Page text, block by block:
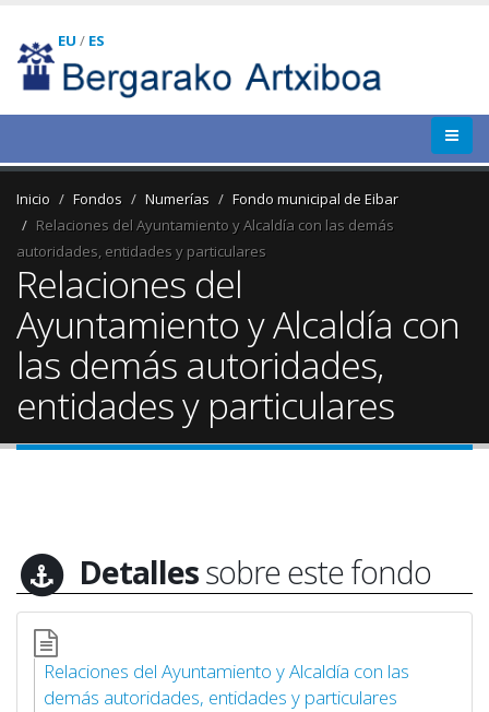
EU / ES
Inicio Fondos Numerías
Fondo municipal de Eibar
Relaciones del Ayuntamiento y Alcaldía con las demás
autoridades, entidades y particulares
Relaciones del
Ayuntamiento y Alcaldía con
las demás autoridades,
entidades y particulares
Detallessobre este fondo
Relaciones del Ayuntamiento y Alcaldía con las
demás autoridades, entidades y particulares